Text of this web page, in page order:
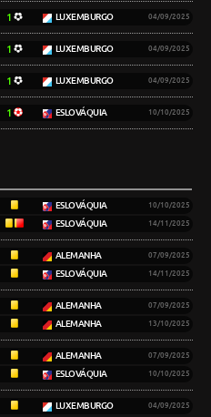
1 LUXEMBURGO 04/09/2025
1 LUXEMBURGO 04/09/2025
1 LUXEMBURGO 04/09/2025
1 ESLOVÁQUIA 10/10/2025
ESLOVÁQUIA 10/10/2025
ESLOVÁQUIA 14/11/2025
ALEMANHA 07/09/2025
ESLOVÁQUIA 14/11/2025
ALEMANHA 07/09/2025
ALEMANHA 13/10/2025
ALEMANHA 07/09/2025
ESLOVÁQUIA 10/10/2025
LUXEMBURGO 04/09/2025